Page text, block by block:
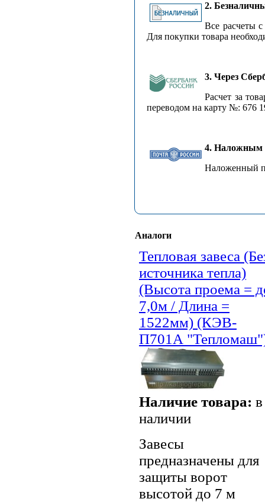
2.
Все расчеты
Для покупки товара
3. Через
Расчет за
переводом на карту №: 676
4. Наложным
Наложенный
Аналоги
Тепловая завеса
источника тепла)
(Высота проема =
7,0м / Длина =
1522мм) (КЭВ-
П701А
Наличие товара: в
наличии
Завесы
предназначены для
защиты ворот
высотой до 7 м